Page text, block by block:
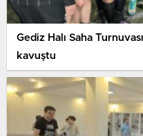
Gediz Halı Saha
kavuştu